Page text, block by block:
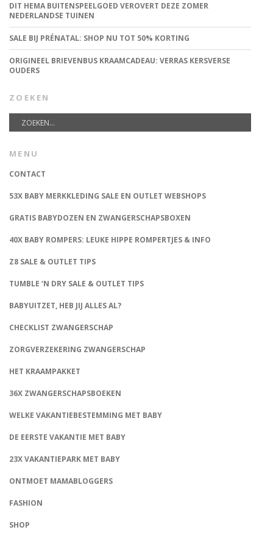
DIT HEMA BUITENSPEELGOED VEROVERT DEZE ZOMER
NEDERLANDSE TUINEN
SALE BIJ PRÉNATAL: SHOP NU TOT 50% KORTING
ORIGINEEL BRIEVENBUS KRAAMCADEAU: VERRAS KERSVERSE
OUDERS
ZOEKEN
MENU
CONTACT
53X BABY MERKKLEDING SALE EN OUTLET WEBSHOPS
GRATIS BABYDOZEN EN ZWANGERSCHAPSBOXEN
40X BABY ROMPERS: LEUKE HIPPE ROMPERTJES & INFO
Z8 SALE & OUTLET TIPS
TUMBLE ‘N DRY SALE & OUTLET TIPS
BABYUITZET, HEB JIJ ALLES AL?
CHECKLIST ZWANGERSCHAP
ZORGVERZEKERING ZWANGERSCHAP
HET KRAAMPAKKET
36X ZWANGERSCHAPSBOEKEN
WELKE VAKANTIEBESTEMMING MET BABY
DE EERSTE VAKANTIE MET BABY
23X VAKANTIEPARK MET BABY
ONTMOET MAMABLOGGERS
FASHION
SHOP